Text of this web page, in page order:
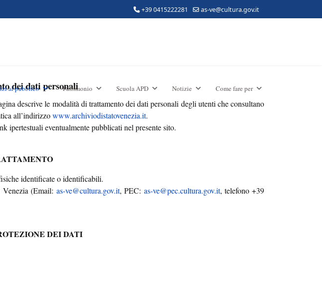
+39 0415222281 as-ve@cultura.gov.it
al pubblico Patrimonio Scuola APD Notizie Come fare per
dei dati personali
descrive le modalità di trattamento dei dati personali degli utenti che consultano
all’indirizzowww.archiviodistatovenezia.it.
eventualmente pubblicati nel presente sito.
identificate o identificabili.
Venezia (Email:as-ve@cultura.gov.it, PEC: as-ve@pec.cultura.gov.it, telefono +39
DEI DATI